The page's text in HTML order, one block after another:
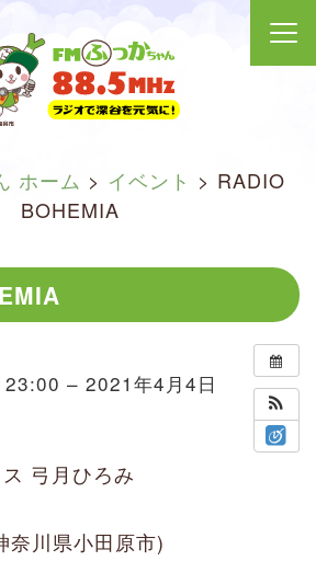
ホーム > イベント > RADIO
BOHEMIA
– 2021年4月4日
弓月ひろみ
奈川県小田原市)